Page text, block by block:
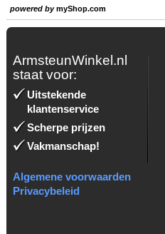
powered bymyShop.com
ArmsteunWinkel.nl
staat voor:
Uitstekende
klantenservice
Scherpe prijzen
Vakmanschap!
Algemene voorwaarden
Privacybeleid